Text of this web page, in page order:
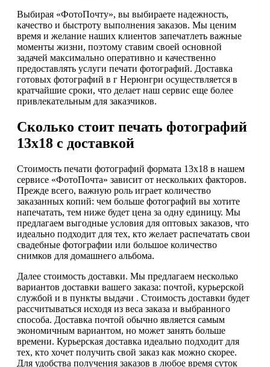
Выбирая «ФотоПочту», вы выбираете надежность,
качество и быстроту выполнения заказов. Мы ценим
время и желание наших клиентов запечатлеть важные
моменты жизни, поэтому ставим своей основной
задачей максимально оперативно и качественно
предоставлять услуги печати фотографий. Доставка
готовых фотографий в г Нерюнгри осуществляется в
кратчайшие сроки, что делает наш сервис еще более
привлекательным для заказчиков.
Сколько стоит печать фотографий
13х18 с доставкой
Стоимость печати фотографий формата 13х18 в нашем
сервисе «ФотоПочта» зависит от нескольких факторов.
Прежде всего, важную роль играет количество
заказанных копий: чем больше фотографий вы хотите
напечатать, тем ниже будет цена за одну единицу. Мы
предлагаем выгодные условия для оптовых заказов, что
идеально подходит для тех, кто желает распечатать свои
свадебные фотографии или большое количество
снимков для домашнего альбома.
Далее стоимость доставки. Мы предлагаем несколько
вариантов доставки вашего заказа: почтой, курьерской
службой и в пункты выдачи . Стоимость доставки будет
рассчитываться исходя из веса заказа и выбранного
способа. Доставка почтой обычно является самым
экономичным вариантом, но может занять больше
времени. Курьерская доставка идеально подходит для
тех, кто хочет получить свой заказ как можно скорее.
Для удобства получения заказов в любое время суток